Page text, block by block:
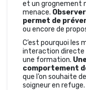
et un grognement
menace.
permet de
ou encore de
C’est pourquoi les
interaction directe
une formation.
comportement
que l’on souhaite
soigneur en refuge.